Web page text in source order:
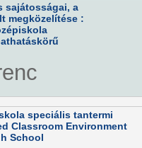
sajátosságai, a
megközelítése :
speciális tantermi
Classroom Environment
School